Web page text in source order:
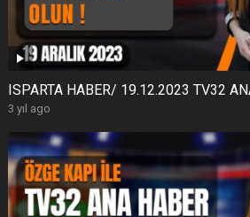
ISPARTA HABER/ 19.12.2023 TV32
3 yıl ago